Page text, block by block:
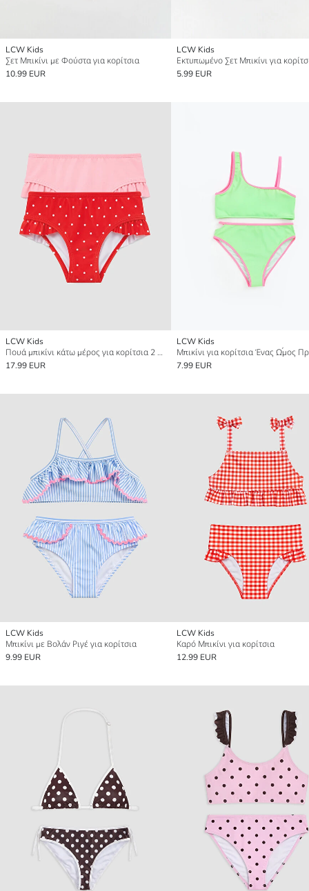
LCW Kids
Σετ Μπικίνι με Φούστα για κορίτσια
10.99 EUR
LCW Kids
Εκτυπωμένο Σετ Μπικίνι για
5.99 EUR
LCW Kids
Πουά μπικίνι κάτω μέρος για κορίτσια 2 πακέτο
17.99 EUR
LCW Kids
7.99 EUR
LCW Kids
Μπικίνι με Βολάν Ριγέ για κορίτσια
9.99 EUR
LCW Kids
Καρό Μπικίνι για κορίτσια
12.99 EUR